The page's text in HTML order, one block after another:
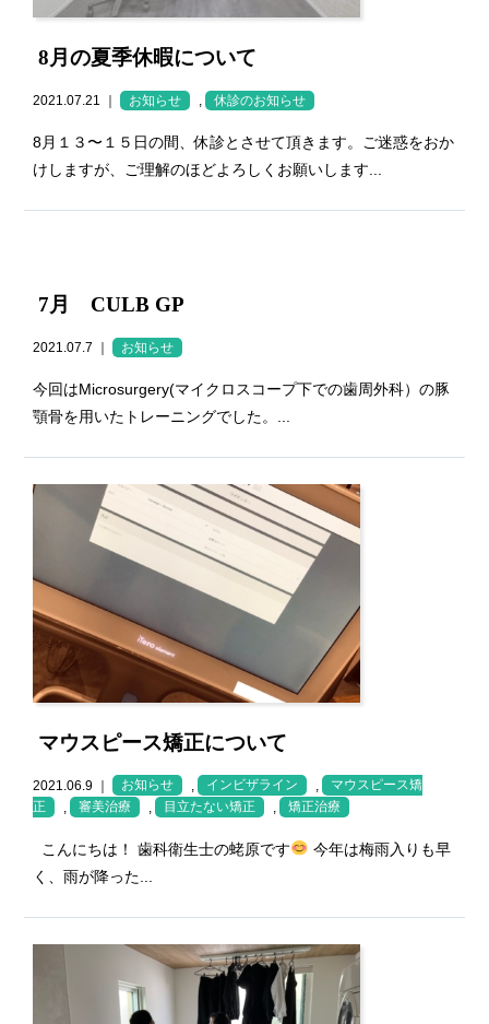
8月の夏季休暇について
2021.07.21 ｜ お知らせ 休診のお知らせ
8月１３〜１５日の間、休診とさせて頂きます。ご迷惑をおか
けしますが、ご理解のほどよろしくお願いします...
7月 CULB GP
2021.07.7 ｜ お知らせ
今回はMicrosurgery(マイクロスコープ下での歯周外科）の豚
顎骨を用いたトレーニングでした。...
マウスピース矯正について
2021.06.9 ｜ お知らせ インビザライン
マウスピース矯
正
審美治療 目立たない矯正 矯正治療
こんにちは！ 歯科衛生士の蛯原です
今年は梅雨入りも早
く、雨が降った...